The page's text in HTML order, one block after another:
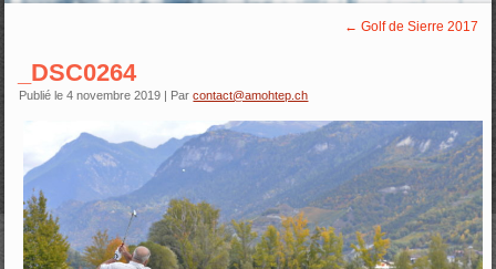
← Golf de Sierre 2017
_DSC0264
Publié le 4 novembre 2019 | Par contact@amohtep.ch